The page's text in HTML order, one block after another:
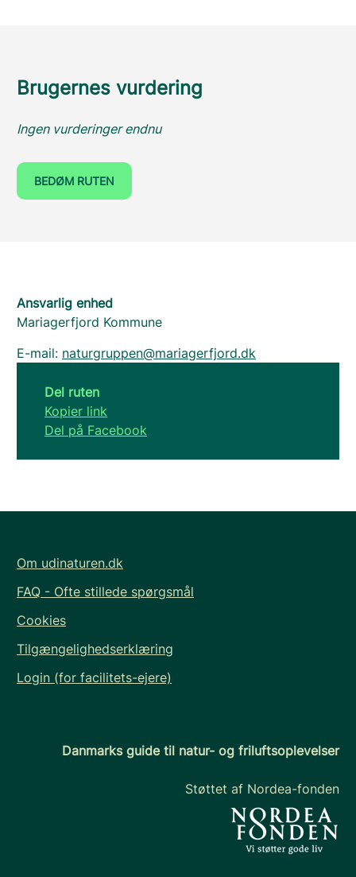
Brugernes vurdering
Ingen vurderinger endnu
BEDØM RUTEN
Ansvarlig enhed
Mariagerfjord Kommune
E-mail: naturgruppen@mariagerfjord.dk
Del ruten
Kopier link
Del på Facebook
Om udinaturen.dk
FAQ - Ofte stillede spørgsmål
Cookies
Tilgængelighedserklæring
Login (for facilitets-ejere)
Danmarks guide til natur- og friluftsoplevelser
Støttet af Nordea-fonden